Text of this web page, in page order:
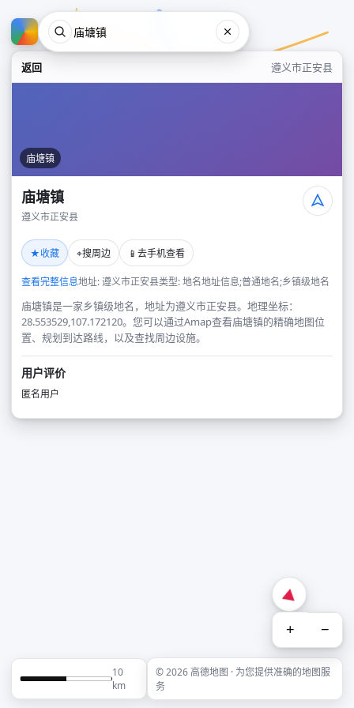
返回 遵义市正安县
庙塘镇
庙塘镇
遵义市正安县
★收藏 ⌖搜周边 📱 去手机查看
查看完整信息地址: 遵义市正安县类型: 地名地址信息;普通地名;乡镇级地名
庙塘镇是一家乡镇级地名，地址为遵义市正安县。地理坐标：
28.553529,107.172120。您可以通过Amap查看庙塘镇的精确地图位
置、规划到达路线，以及查找周边设施。
用户评价
匿名用户
+ −
10
km
© 2026 高德地图 · 为您提供准确的地图服
务